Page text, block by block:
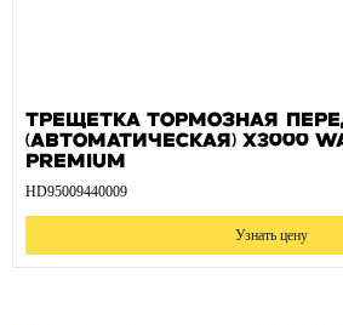
Трещетка тормозная
(автоматическая) X3000
PREMIUM
HD95009440009
Узнать цену